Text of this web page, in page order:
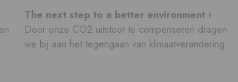
The next step to a better environment ›
Door onze CO2 uitstoot te compenseren dragen
we bij aan het tegengaan van klimaatverandering.